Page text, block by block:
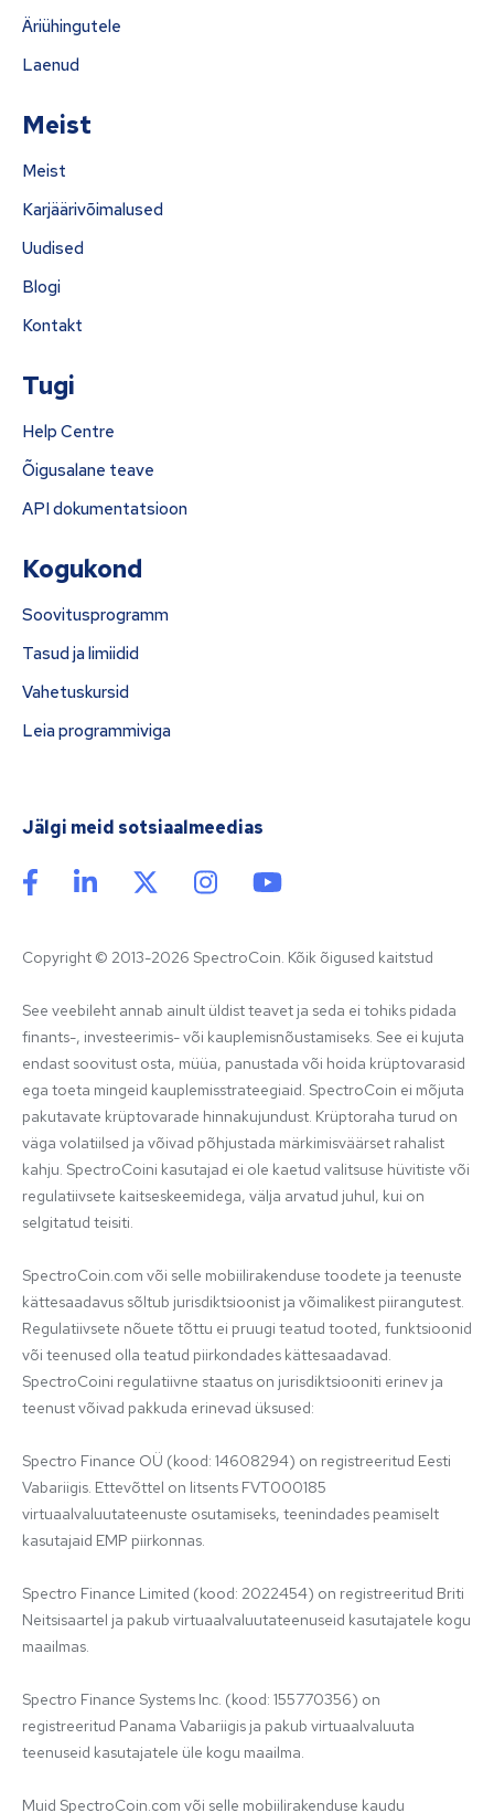
Äriühingutele
Laenud
Meist
Meist
Karjäärivõimalused
Uudised
Blogi
Kontakt
Tugi
Help Centre
Õigusalane teave
API dokumentatsioon
Kogukond
Soovitusprogramm
Tasud ja limiidid
Vahetuskursid
Leia programmiviga
Jälgi meid sotsiaalmeedias
Copyright © 2013-2026 SpectroCoin. Kõik õigused kaitstud
See veebileht annab ainult üldist teavet ja seda ei tohiks pidada
finants-, investeerimis- või kauplemisnõustamiseks. See ei kujuta
endast soovitust osta, müüa, panustada või hoida krüptovarasid
ega toeta mingeid kauplemisstrateegiaid. SpectroCoin ei mõjuta
pakutavate krüptovarade hinnakujundust. Krüptoraha turud on
väga volatiilsed ja võivad põhjustada märkimisväärset rahalist
kahju. SpectroCoini kasutajad ei ole kaetud valitsuse hüvitiste või
regulatiivsete kaitseskeemidega, välja arvatud juhul, kui on
selgitatud teisiti.
SpectroCoin.com või selle mobiilirakenduse toodete ja teenuste
kättesaadavus sõltub jurisdiktsioonist ja võimalikest piirangutest.
Regulatiivsete nõuete tõttu ei pruugi teatud tooted, funktsioonid
või teenused olla teatud piirkondades kättesaadavad.
SpectroCoini regulatiivne staatus on jurisdiktsiooniti erinev ja
teenust võivad pakkuda erinevad üksused:
Spectro Finance OÜ (kood: 14608294) on registreeritud Eesti
Vabariigis. Ettevõttel on litsents FVT000185
virtuaalvaluutateenuste osutamiseks, teenindades peamiselt
kasutajaid EMP piirkonnas.
Spectro Finance Limited (kood: 2022454) on registreeritud Briti
Neitsisaartel ja pakub virtuaalvaluutateenuseid kasutajatele kogu
maailmas.
Spectro Finance Systems Inc. (kood: 155770356) on
registreeritud Panama Vabariigis ja pakub virtuaalvaluuta
teenuseid kasutajatele üle kogu maailma.
Muid SpectroCoin.com või selle mobiilirakenduse kaudu